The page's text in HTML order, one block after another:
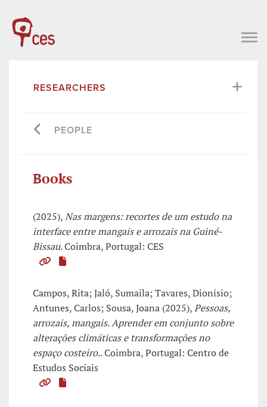
RESEARCHERS
PEOPLE
Books
(2025),Nas margens: recortes de um estudo na
interface entre mangais e arrozais na Guiné-
Bissau. Coimbra, Portugal: CES
Campos, Rita; Jaló, Sumaila; Tavares, Dionísio;
Antunes, Carlos; Sousa, Joana (2025),Pessoas,
arrozais, mangais. Aprender em conjunto sobre
alterações climáticas e transformações no
espaço costeiro.. Coimbra, Portugal: Centro de
Estudos Sociais